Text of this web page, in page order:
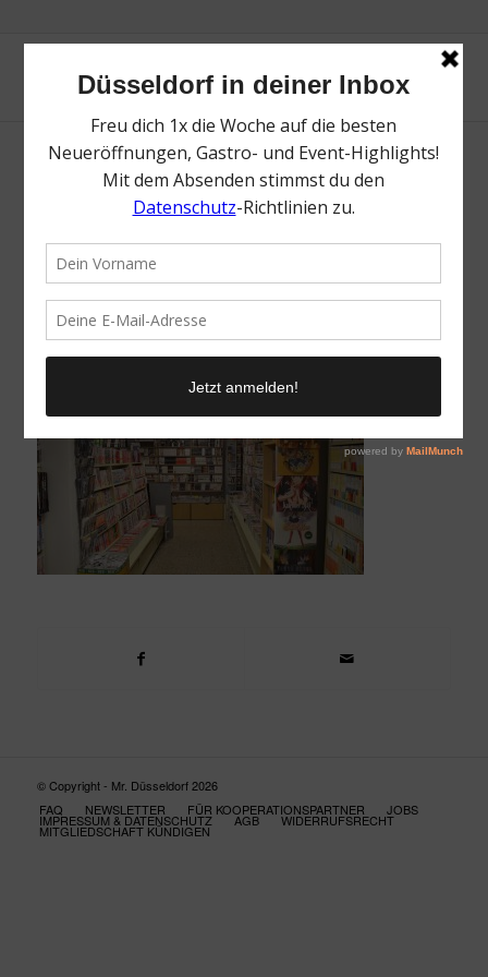
Takagi _ Little Tokyo _ Die besten
Japanviertel _ Mr. Düsseldorf _ Topliste _
Foto Takagi
28. Mai 2024
© Copyright - Mr. Düsseldorf 2026
FAQ
NEWSLETTER FÜR KOOPERATIONSPARTNER JOBS
IMPRESSUM & DATENSCHUTZ AGB WIDERRUFSRECHT
MITGLIEDSCHAFT KÜNDIGEN